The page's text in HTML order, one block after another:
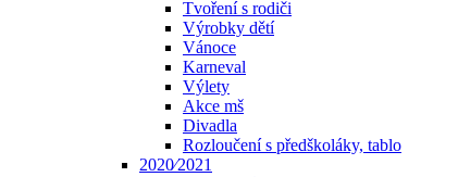
Tvoření s rodiči
Výrobky dětí
Vánoce
Karneval
Výlety
Akce mš
Divadla
Rozloučení s předškoláky, tablo
2020⁄2021